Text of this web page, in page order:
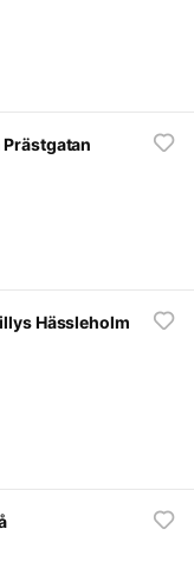
Hässleholm